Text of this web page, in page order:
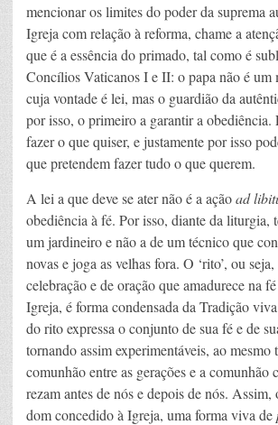
mencionar os limites do poder da suprema
Igreja com relação à reforma, chame a
que é a essência do primado, tal como é
Concílios Vaticanos I e II: o papa não é um
cuja vontade é lei, mas o guardião da
por isso, o primeiro a garantir a obediência.
fazer o que quiser, e justamente por isso
que pretendem fazer tudo o que querem.
A lei a que deve se ater não é a açãoad
obediência à fé. Por isso, diante da liturgia,
um jardineiro e não a de um técnico que
novas e joga as velhas fora. O ‘rito’, ou
celebração e de oração que amadurece na
Igreja, é forma condensada da Tradição
do rito expressa o conjunto de sua fé e de
tornando assim experimentáveis, ao mesmo
comunhão entre as gerações e a comunhão
rezam antes de nós e depois de nós.
dom concedido à Igreja, uma forma viva de